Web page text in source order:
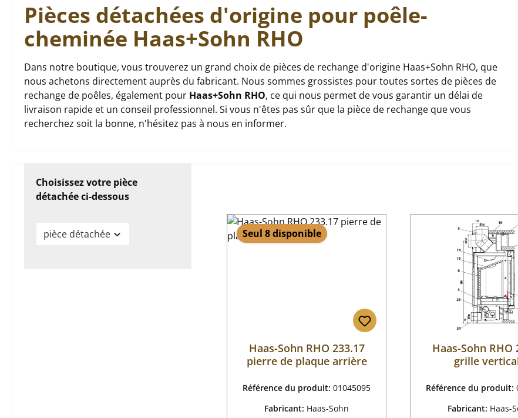
Pièces détachées d'origine pour poêle-
cheminée Haas+Sohn RHO
Dans notre boutique, vous trouverez un grand choix de pièces de rechange d'origine Haas+Sohn RHO, que
nous achetons directement auprès du fabricant. Nous sommes grossistes pour toutes sortes de pièces de
rechange de poêles, également pour Haas+Sohn RHO, ce qui nous permet de vous garantir un délai de
livraison rapide et un conseil professionnel. Si vous n'êtes pas sûr que la pièce de rechange que vous
recherchez soit la bonne, n'hésitez pas à nous en informer.
Choisissez votre pièce
détachée ci-dessous
pièce détachée Seul 8 disponible
Haas-Sohn RHO 233.17
pierre de plaque arrière
Référence du produit:01045095
Fabricant: Haas-Sohn
Haas-Sohn RHO
grille
Référence du produit:
Fabricant: Haas-